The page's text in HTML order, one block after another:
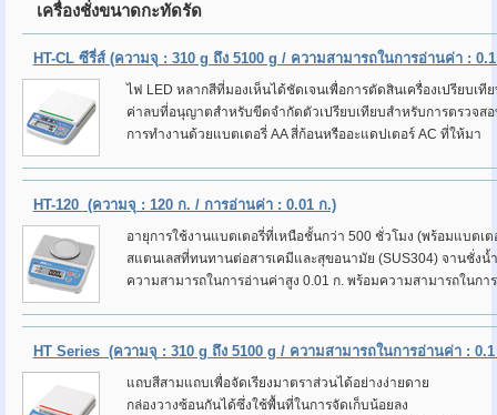
เครื่องชั่งขนาดกะทัดรัด
HT-CL ซีรี่ส์(ความจุ : 310 g ถึง 5100 g / ความสามารถในการอ่านค่า :
ไฟ LED หลากสีที่มองเห็นได้ชัดเจนเพื่อการตัดสินเครื่องเปรียบเที
ค่าลบที่อนุญาตสำหรับขีดจำกัดตัวเปรียบเทียบสำหรับการตรวจส
การทำงานด้วยแบตเตอรี่ AA สี่ก้อนหรืออะแดปเตอร์ AC ที่ให้มา
HT-120 (ความจุ : 120 ก. / การอ่านค่า : 0.01 ก.)
อายุการใช้งานแบตเตอรี่ที่เหนือชั้นกว่า 500 ชั่วโมง (พร้อมแบตเ
สแตนเลสที่ทนทานต่อสารเคมีและสุขอนามัย (SUS304) จานชั่ง
ความสามารถในการอ่านค่าสูง 0.01 ก. พร้อมความสามารถในกา
HT Series (ความจุ : 310 g ถึง 5100 g / ความสามารถในการอ่านค่า :
แถบสีสามแถบเพื่อจัดเรียงมาตราส่วนได้อย่างง่ายดาย
กล่องวางซ้อนกันได้ซึ่งใช้พื้นที่ในการจัดเก็บน้อยลง